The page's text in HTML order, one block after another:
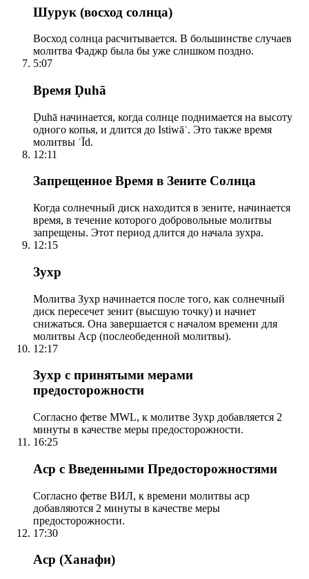
Шурук (восход солнца)
Восход солнца расчитывается. В большинстве случаев
молитва Фаджр была бы уже слишком поздно.
5:07
Время Ḍuhā
Ḍuhā начинается, когда солнце поднимается на высоту
одного копья, и длится до Istiwāʾ. Это также время
молитвы ʿĪd.
12:11
Запрещенное Время в Зените Солнца
Когда солнечный диск находится в зените, начинается
время, в течение которого добровольные молитвы
запрещены. Этот период длится до начала зухра.
12:15
Зухр
Молитва Зухр начинается после того, как солнечный
диск пересечет зенит (высшую точку) и начнет
снижаться. Она завершается с началом времени для
молитвы Аср (послеобеденной молитвы).
12:17
Зухр с принятыми мерами
предосторожности
Согласно фетве MWL, к молитве Зухр добавляется 2
минуты в качестве меры предосторожности.
16:25
Аср с Введенными Предосторожностями
Согласно фетве ВИЛ, к времени молитвы аср
добавляются 2 минуты в качестве меры
предосторожности.
17:30
Аср (Ханафи)